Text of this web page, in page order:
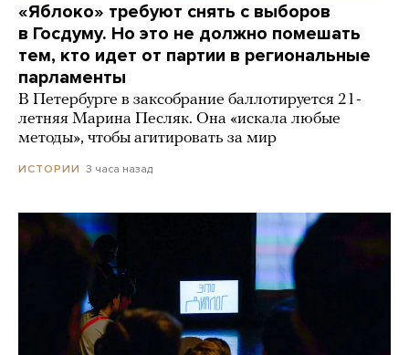
«Яблоко» требуют снять с выборов
в Госдуму. Но это не должно помешать
тем, кто идет от партии в региональные
парламенты
В Петербурге в заксобрание баллотируется 21-
летняя Марина Песляк. Она «искала любые
методы», чтобы агитировать за мир
ИСТОРИИ 3 часа назад